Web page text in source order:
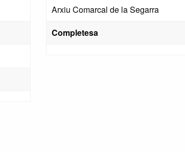
Arxiu Comarcal de la Segarra
Completesa